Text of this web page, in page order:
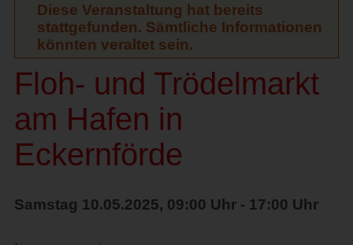
Diese Veranstaltung hat bereits
stattgefunden. Sämtliche Informationen
könnten veraltet sein.
Floh- und Trödelmarkt
am Hafen in
Eckernförde
Samstag 10.05.2025, 09:00 Uhr - 17:00 Uhr